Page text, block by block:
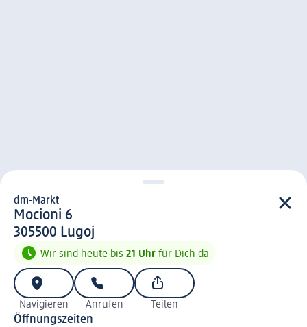
d m-Markt
dm-Markt
Mocioni 6
3 0 5 5 0 0
305500 Lugoj
Wir sind heute bis 21 Uhr für Dich da
Navigieren Anrufen Teilen
Öffnungszeiten